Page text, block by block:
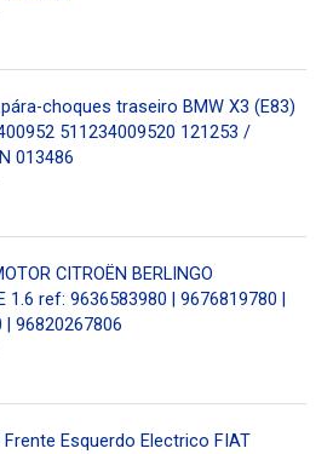
choques traseiro BMW X3 (E83)
511234009520 121253 /
013486
CITROËN BERLINGO
1.6 ref: 9636583980 | 9676819780 |
| 96820267806
Frente Esquerdo Electrico FIAT